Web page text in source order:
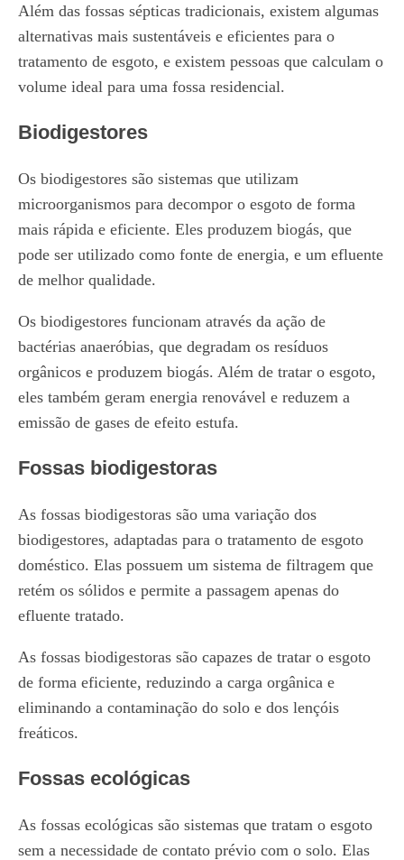
Além das fossas sépticas tradicionais, existem algumas
alternativas mais sustentáveis e eficientes para o
tratamento de esgoto, e existem pessoas que calculam o
volume ideal para uma fossa residencial.
Biodigestores
Os biodigestores são sistemas que utilizam
microorganismos para decompor o esgoto de forma
mais rápida e eficiente. Eles produzem biogás, que
pode ser utilizado como fonte de energia, e um efluente
de melhor qualidade.
Os biodigestores funcionam através da ação de
bactérias anaeróbias, que degradam os resíduos
orgânicos e produzem biogás. Além de tratar o esgoto,
eles também geram energia renovável e reduzem a
emissão de gases de efeito estufa.
Fossas biodigestoras
As fossas biodigestoras são uma variação dos
biodigestores, adaptadas para o tratamento de esgoto
doméstico. Elas possuem um sistema de filtragem que
retém os sólidos e permite a passagem apenas do
efluente tratado.
As fossas biodigestoras são capazes de tratar o esgoto
de forma eficiente, reduzindo a carga orgânica e
eliminando a contaminação do solo e dos lençóis
freáticos.
Fossas ecológicas
As fossas ecológicas são sistemas que tratam o esgoto
sem a necessidade de contato prévio com o solo. Elas